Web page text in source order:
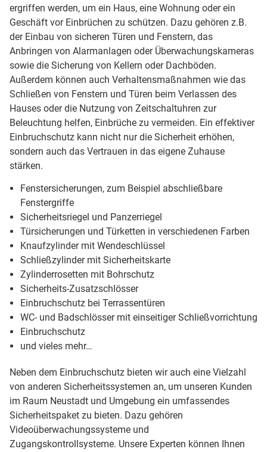
ergriffen werden, um ein Haus, eine Wohnung oder ein
Geschäft vor Einbrüchen zu schützen. Dazu gehören z.B.
der Einbau von sicheren Türen und Fenstern, das
Anbringen von Alarmanlagen oder Überwachungskameras
sowie die Sicherung von Kellern oder Dachböden.
Außerdem können auch Verhaltensmaßnahmen wie das
Schließen von Fenstern und Türen beim Verlassen des
Hauses oder die Nutzung von Zeitschaltuhren zur
Beleuchtung helfen, Einbrüche zu vermeiden. Ein effektiver
Einbruchschutz kann nicht nur die Sicherheit erhöhen,
sondern auch das Vertrauen in das eigene Zuhause
stärken.
Fenstersicherungen, zum Beispiel abschließbare
Fenstergriffe
Sicherheitsriegel und Panzerriegel
Türsicherungen und Türketten in verschiedenen Farben
Knaufzylinder mit Wendeschlüssel
Schließzylinder mit Sicherheitskarte
Zylinderrosetten mit Bohrschutz
Sicherheits-Zusatzschlösser
Einbruchschutz bei Terrassentüren
WC- und Badschlösser mit einseitiger Schließvorrichtung
Einbruchschutz
und vieles mehr…
Neben dem Einbruchschutz bieten wir auch eine Vielzahl
von anderen Sicherheitssystemen an, um unseren Kunden
im Raum Neustadt und Umgebung ein umfassendes
Sicherheitspaket zu bieten. Dazu gehören
Videoüberwachungssysteme und
Zugangskontrollsysteme. Unsere Experten können Ihnen